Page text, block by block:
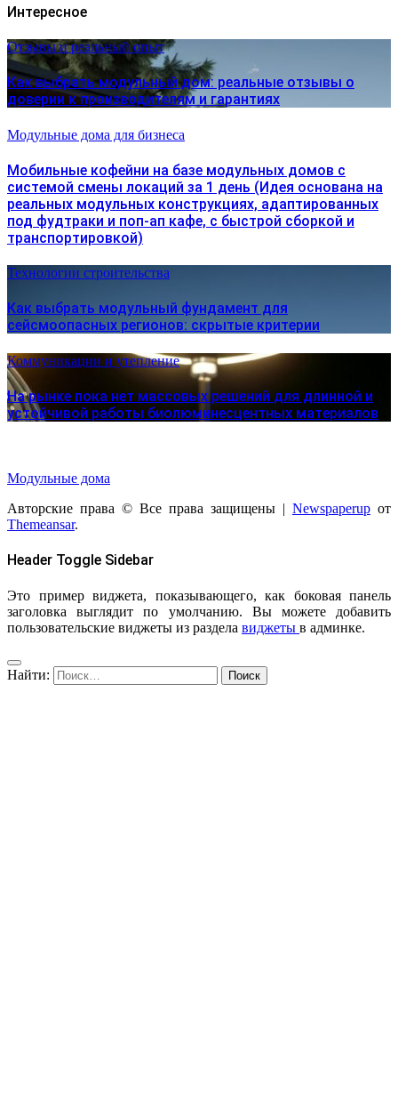
Интересное
Отзывы и реальный опыт
Как выбрать модульный дом: реальные отзывы о
доверии к производителям и гарантиях
Модульные дома для бизнеса
Мобильные кофейни на базе модульных домов с
системой смены локаций за 1 день (Идея основана на
реальных модульных конструкциях, адаптированных
под фудтраки и поп-ап кафе, с быстрой сборкой и
транспортировкой)
Технологии строительства
Как выбрать модульный фундамент для
сейсмоопасных регионов: скрытые критерии
Коммуникации и утепление
На рынке пока нет массовых решений для длинной и
устойчивой работы биолюминесцентных материалов
Модульные дома
Авторские права © Все права защищены | Newspaperup от
Themeansar.
Header Toggle Sidebar
Это пример виджета, показывающего, как боковая панель
заголовка выглядит по умолчанию. Вы можете добавить
пользовательские виджеты из раздела виджеты в админке.
Найти: